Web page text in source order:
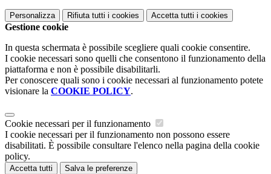
Personalizza Rifiuta tutti i cookies Accetta tutti i cookies
Gestione cookie
In questa schermata è possibile scegliere quali cookie consentire.
I cookie necessari sono quelli che consentono il funzionamento della
piattaforma e non è possibile disabilitarli.
Per conoscere quali sono i cookie necessari al funzionamento potete
visionare la COOKIE POLICY.
Cookie necessari per il funzionamento
I cookie necessari per il funzionamento non possono essere
disabilitati. È possibile consultare l'elenco nella pagina della cookie
policy.
Accetta tutti Salva le preferenze